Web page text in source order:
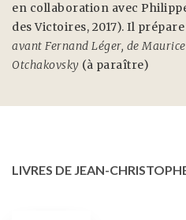
en collaboration avec
des Victoires, 2017). Il
avant Fernand Léger, de
Otchakovsky (à paraître)
LIVRES DE JEAN-